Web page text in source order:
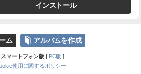
インストール
ム 📕 アルバムを作成
スマートフォン版| PC版 ]
使用に関するポリシー